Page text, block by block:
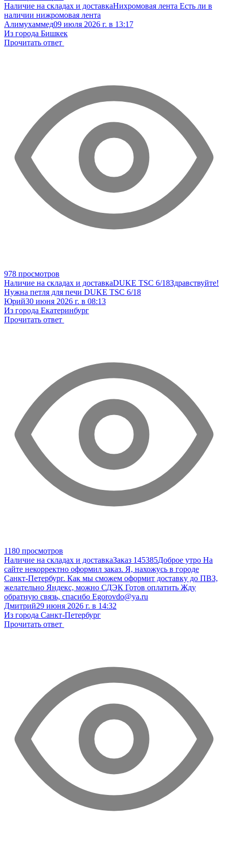
Наличие на складах и доставкаНихромовая лента Есть ли в
наличии нижромовая лента
Алимухаммед09 июля 2026 г. в 13:17
Из города Бишкек
Прочитать ответ
978 просмотров
Наличие на складах и доставкаDUKE TSC 6/18Здравствуйте!
Нужна петля для печи DUKE TSC 6/18
Юрий30 июня 2026 г. в 08:13
Из города Екатеринбург
Прочитать ответ
1180 просмотров
Наличие на складах и доставкаЗаказ 145385Доброе утро На
сайте некорректно оформил заказ. Я, нахожусь в городе
Санкт-Петербург. Как мы сможем оформит доставку до ПВЗ,
желательно Яндекс, можно СДЭК Готов оплатить Жду
обратную связь, спасибо Egorovdo@ya.ru
Дмитрий29 июня 2026 г. в 14:32
Из города Санкт-Петербург
Прочитать ответ